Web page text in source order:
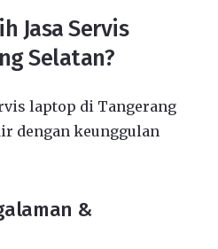
Jasa Servis
Selatan?
laptop di Tangerang
dengan keunggulan
&